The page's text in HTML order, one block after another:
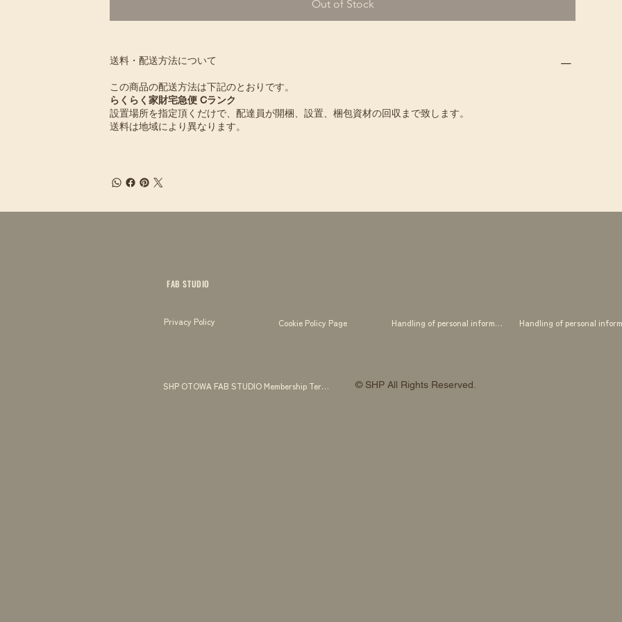
Out of Stock
送料・配送方法について
この商品の配送方法は下記のとおりです。
らくらく家財宅急便 Cランク
設置場所を指定頂くだけで、配達員が開梱、設置、梱包資材の回収まで致します。
送料は地域により異なります。
FAB STUDIO
Privacy Policy Cookie Policy Page Handling of personal information
SHP OTOWA FAB STUDIO Membership Terms and Conditions © SHP All Rights Reserved.